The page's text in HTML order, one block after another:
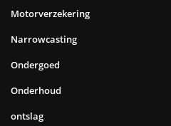
Motorverzekering
Narrowcasting
Ondergoed
Onderhoud
ontslag